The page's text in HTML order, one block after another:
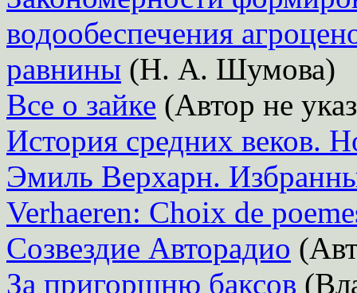
водообеспечения
равнины (Н. А. Шумова)
Все о зайке (Автор не
История средних веков.
Эмиль Верхарн.
Verhaeren: Choix de
Созвездие Авторадио
За пригоршню баксов